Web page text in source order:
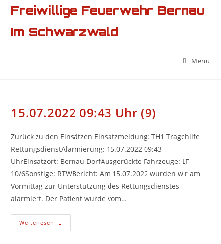
Zum
Inhalt
springen
Freiwillige Feuerwehr Bernau
Im Schwarzwald
Menü
15.07.2022 09:43 Uhr (9)
Zurück zu den Einsätzen Einsatzmeldung: TH1 Tragehilfe
RettungsdienstAlarmierung: 15.07.2022 09:43
UhrEinsatzort: Bernau DorfAusgerückte Fahrzeuge: LF
10/6Sonstige: RTWBericht: Am 15.07.2022 wurden wir am
Vormittag zur Unterstützung des Rettungsdienstes
alarmiert. Der Patient wurde vom…
Weiterlesen 15.07.2022
09:43